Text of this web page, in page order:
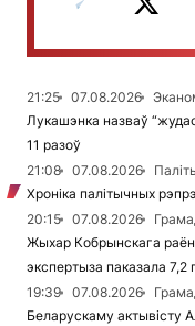
21:25 07.08.2026
Лукашэнка назваў
11 разоў
21:08
07.08.2026
Хроніка палітычных
20:15
07.08.2026
Жыхар Кобрынскага
экспертыза паказала 7,2
19:39
07.08.2026
Беларускаму актывісту